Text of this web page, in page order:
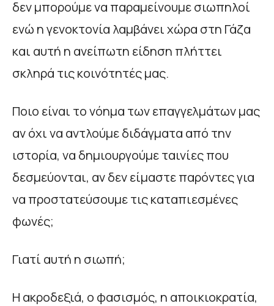
δεν μπορούμε να παραμείνουμε σιωπηλοί
ενώ η γενοκτονία λαμβάνει χώρα στη Γάζα
και αυτή η ανείπωτη είδηση πλήττει
σκληρά τις κοινότητές μας.
Ποιο είναι το νόημα των επαγγελμάτων μας
αν όχι να αντλούμε διδάγματα από την
ιστορία, να δημιουργούμε ταινίες που
δεσμεύονται, αν δεν είμαστε παρόντες για
να προστατεύσουμε τις καταπιεσμένες
φωνές;
Γιατί αυτή η σιωπή;
Η ακροδεξιά, ο φασισμός, η αποικιοκρατία,